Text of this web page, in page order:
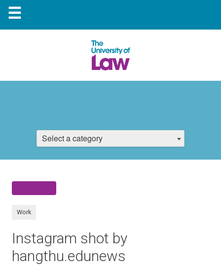
☰
Select a category
Work
Instagram shot by
hangthu.edunews